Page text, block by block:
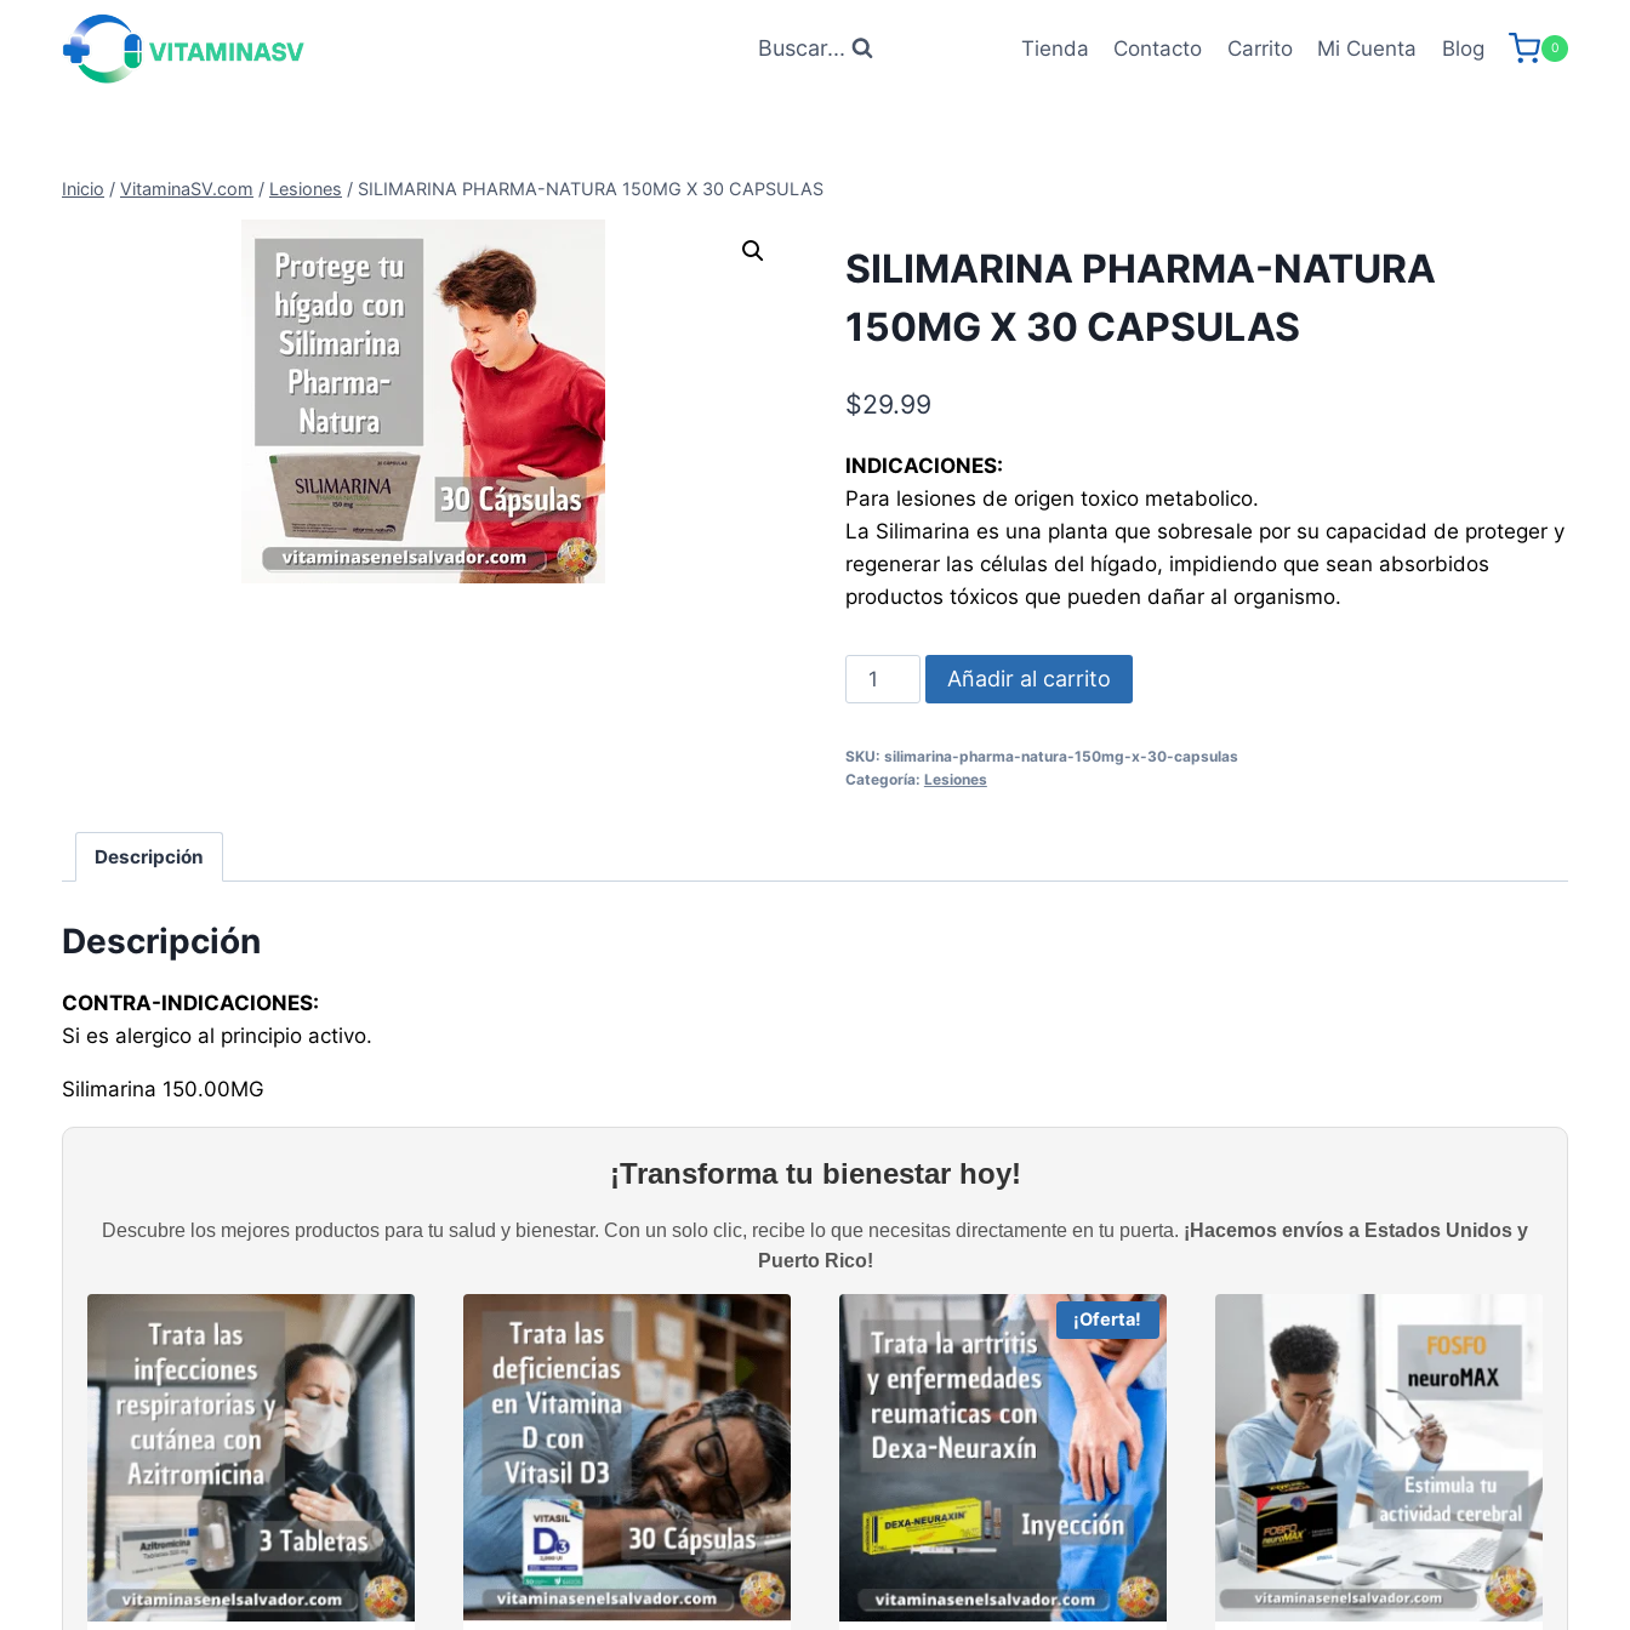
contenido
Buscar... Tienda Contacto Carrito Mi Cuenta Blog 0
Inicio / VitaminaSV.com / Lesiones / SILIMARINA PHARMA-NATURA 150MG X 30 CAPSULAS
SILIMARINA PHARMA-NATURA
150MG X 30 CAPSULAS
$29.99
INDICACIONES:
Para lesiones de origen toxico metabolico.
La Silimarina es una planta que sobresale por su capacidad de proteger y
regenerar las células del hígado, impidiendo que sean absorbidos
productos tóxicos que pueden dañar al organismo.
SILIMARINA
PHARMA-
150MG
Añadir al carrito
SKU: silimarina-pharma-natura-150mg-x-30-capsulas
Categoría: Lesiones
Descripción
Descripción
CONTRA-INDICACIONES:
Si es alergico al principio activo.
Silimarina 150.00MG
¡Transforma tu bienestar hoy!
Descubre los mejores productos para tu salud y bienestar. Con un solo clic, recibe lo que necesitas directamente en tu puerta. ¡Hacemos envíos a Estados Unidos y
Puerto Rico!
¡Oferta!